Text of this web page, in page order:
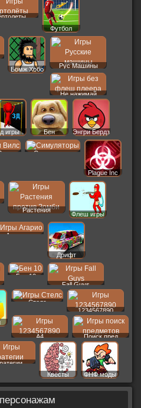
Футбол
Бомж Хобо
Рус Машины
Не нажимай
игры
Бен Энгри Бердз
Симуляторы
Plague Inc
Растения
Флеш игры
Агарио
Дрифт
Бен 10
Fall Guys
Стелс
1234567890
A4 Поиск пред
Квесты
ФНФ моды